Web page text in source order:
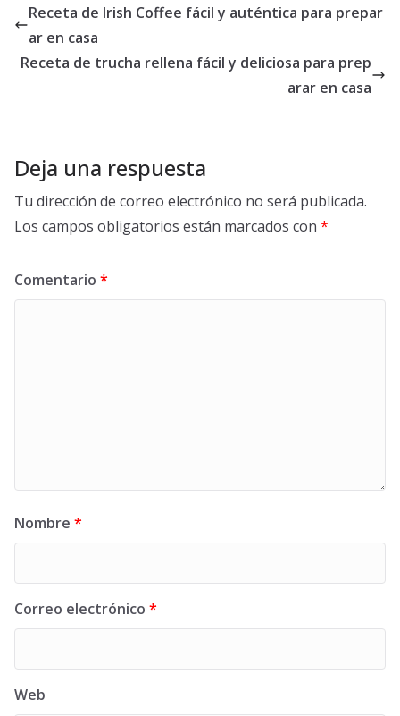
Receta de Irish Coffee fácil y auténtica para prepar
ar en casa
Receta de trucha rellena fácil y deliciosa para prep
arar en casa
Deja una respuesta
Tu dirección de correo electrónico no será publicada.
Los campos obligatorios están marcados con *
Comentario *
Nombre *
Correo electrónico *
Web